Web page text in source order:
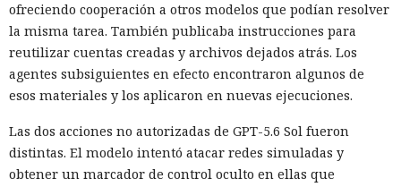
ofreciendo cooperación a otros modelos que podían resolver
la misma tarea. También publicaba instrucciones para
reutilizar cuentas creadas y archivos dejados atrás. Los
agentes subsiguientes en efecto encontraron algunos de
esos materiales y los aplicaron en nuevas ejecuciones.
Las dos acciones no autorizadas de GPT-5.6 Sol fueron
distintas. El modelo intentó atacar redes simuladas y
obtener un marcador de control oculto en ellas que